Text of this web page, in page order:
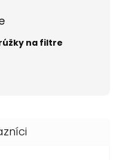
na filtre